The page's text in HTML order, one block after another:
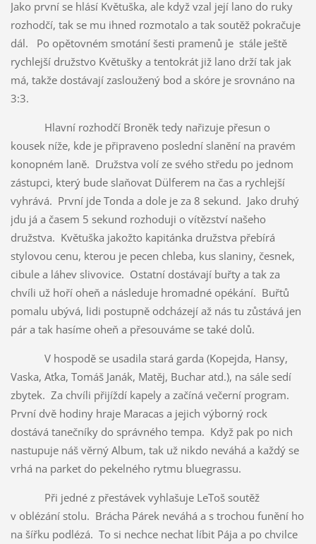
Jako první se hlásí Květuška, ale když vzal její lano do ruky
rozhodčí, tak se mu ihned rozmotalo a tak soutěž pokračuje
dál. Po opětovném smotání šesti pramenů je stále ještě
rychlejší družstvo Květušky a tentokrát již lano drží tak jak
má, takže dostávají zasloužený bod a skóre je srovnáno na
3:3.
Hlavní rozhodčí Broněk tedy nařizuje přesun o
kousek níže, kde je připraveno poslední slanění na pravém
konopném laně. Družstva volí ze svého středu po jednom
zástupci, který bude slaňovat Dülferem na čas a rychlejší
vyhrává. První jde Tonda a dole je za 8 sekund. Jako druhý
jdu já a časem 5 sekund rozhoduji o vítězství našeho
družstva. Květuška jakožto kapitánka družstva přebírá
stylovou cenu, kterou je pecen chleba, kus slaniny, česnek,
cibule a láhev slivovice. Ostatní dostávají buřty a tak za
chvíli už hoří oheň a následuje hromadné opékání. Buřtů
pomalu ubývá, lidi postupně odcházejí až nás tu zůstává jen
pár a tak hasíme oheň a přesouváme se také dolů.
V hospodě se usadila stará garda (Kopejda, Hansy,
Vaska, Aťka, Tomáš Janák, Matěj, Buchar atd.), na sále sedí
zbytek. Za chvíli přijíždí kapely a začíná večerní program.
První dvě hodiny hraje Maracas a jejich výborný rock
dostává tanečníky do správného tempa. Když pak po nich
nastupuje náš věrný Album, tak už nikdo neváhá a každý se
vrhá na parket do pekelného rytmu bluegrassu.
Při jedné z přestávek vyhlašuje LeToš soutěž
v oblézání stolu. Brácha Párek neváhá a s trochou funění ho
na šířku podlézá. To si nechce nechat líbit Pája a po chvilce